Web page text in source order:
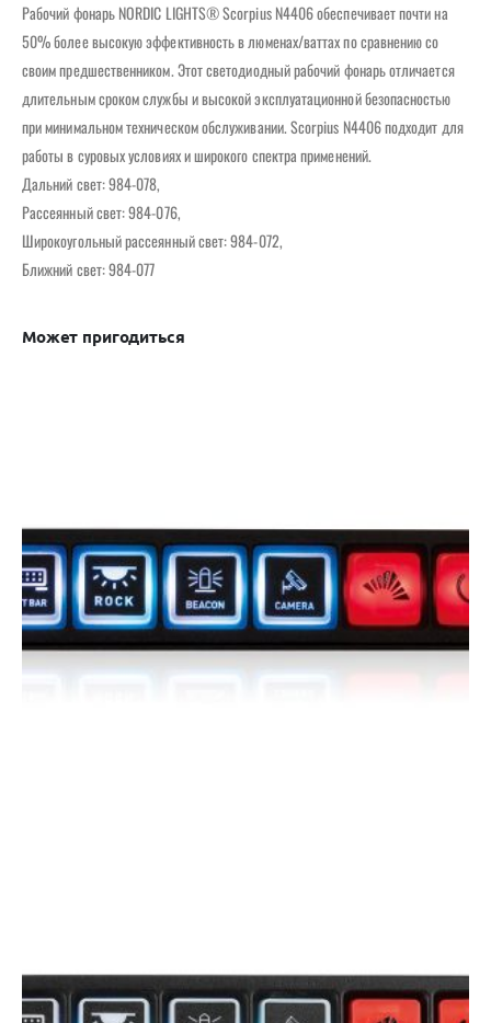
Рабочий фонарь NORDIC LIGHTS® Scorpius N4406 обеспечивает почти на
50% более высокую эффективность в люменах/ваттах по сравнению со
своим предшественником. Этот светодиодный рабочий фонарь отличается
длительным сроком службы и высокой эксплуатационной безопасностью
при минимальном техническом обслуживании. Scorpius N4406 подходит для
работы в суровых условиях и широкого спектра применений.
Дальний свет: 984-078,
Рассеянный свет: 984-076,
Широкоугольный рассеянный свет: 984-072,
Ближний свет: 984-077
Может пригодиться